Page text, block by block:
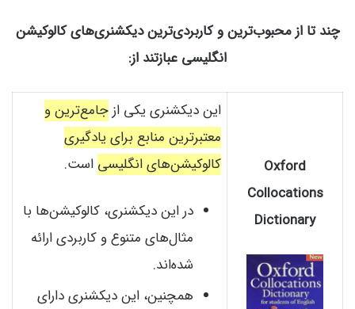
چند تا از محبوب‌ترین و کاربردی‌ترین دیکشنری‌های کالوکیشن
انگلیسی عبازتند از:
Oxford
Collocations
Dictionary
این دیکشنری یکی ازجامع‌ترین و
معتبرترین منابع برای یادگیری
کالوکیشن‌های انگلیسی است.
در این دیکشنری، کالوکیشن‌ها با
مثال‌های متنوع و کاربردی ارائه
شده‌اند.
همچنین، این دیکشنری دارای